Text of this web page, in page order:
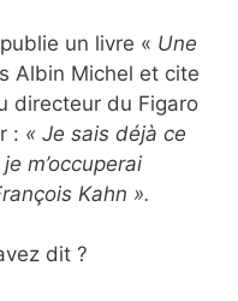
un livre « Une
Albin Michel et cite
directeur du Figaro
: « Je sais déjà ce
m’occuperai
Kahn ».
dit ?